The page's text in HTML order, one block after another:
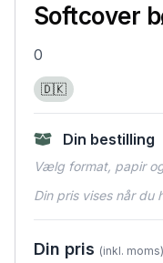
Softcover
0
🇩🇰
Din bestilling
Vælg format, papir
Din pris vises når du
Din pris (inkl. moms)